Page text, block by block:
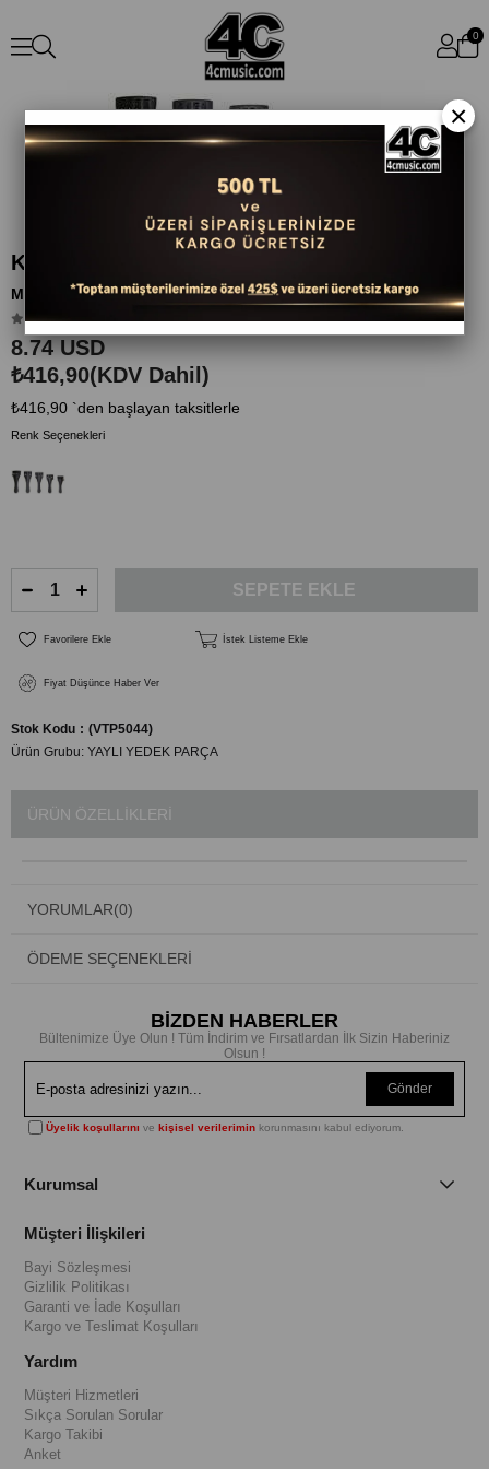
0
KEMAN KUYRUĞU, SCALE (4/4)
Marka VALENCIA
8.74 USD
₺416,90(KDV Dahil)
₺416,90 `den başlayan taksitlerle
Renk Seçenekleri
Favorilere Ekle İstek Listeme Ekle
Fiyat Düşünce Haber Ver
Stok Kodu
(VTP5044)
Ürün Grubu: YAYLI YEDEK PARÇA
ÜRÜN ÖZELLIKLERI
YORUMLAR(0)
ÖDEME SEÇENEKLERI
BİZDEN HABERLER
Bültenimize Üye Olun ! Tüm İndirim ve Fırsatlardan İlk Sizin Haberiniz
Olsun !
Gönder
Üyelik koşullarını vekişisel verilerimin korunmasını kabul ediyorum.
Kurumsal
Müşteri İlişkileri
Bayi Sözleşmesi
Gizlilik Politikası
Garanti ve İade Koşulları
Kargo ve Teslimat Koşulları
Yardım
Müşteri Hizmetleri
Sıkça Sorulan Sorular
Kargo Takibi
Anket
×